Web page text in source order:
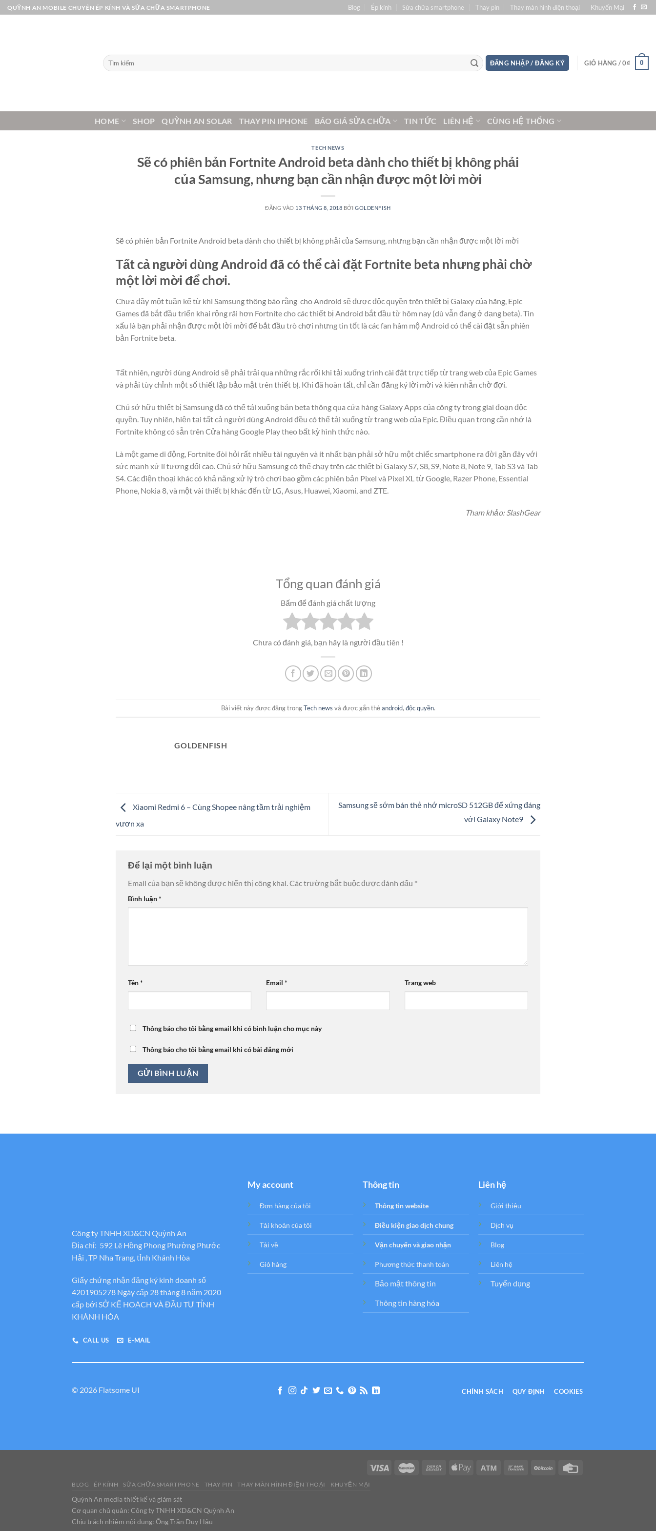
Bỏ
qua
QUỲNH AN MOBILE CHUYÊN ÉP KÍNH VÀ SỬA CHỮA SMARTPHONE Blog Ép kính Sửa chữa smartphone Thay pin Thay màn hình điện thoại Khuyến Mại
Tìm
kiếm:
ĐĂNG NHẬP / ĐĂNG KÝ GIỎ HÀNG /0₫ 0
HOME SHOP QUỲNH AN SOLAR THAY PIN IPHONE BÁO GIÁ SỬA CHỮA TIN TỨC LIÊN HỆ CÙNG HỆ THỐNG
TECH NEWS
Sẽ có phiên bản Fortnite Android beta dành cho thiết bị không phải
của Samsung, nhưng bạn cần nhận được một lời mời
ĐĂNG VÀO 13 THÁNG 8, 2018 BỞIGOLDENFISH
Sẽ có phiên bản Fortnite Android beta dành cho thiết bị không phải của Samsung, nhưng bạn cần nhận được một lời mời
Tất cả người dùng Android đã có thể cài đặt Fortnite beta nhưng phải chờ
một lời mời để chơi.
Chưa đầy một tuần kể từ khi Samsung thông báo rằng cho Android sẽ được độc quyền trên thiết bị Galaxy của hãng, Epic
Games đã bắt đầu triển khai rộng rãi hơn Fortnite cho các thiết bị Android bắt đầu từ hôm nay (dù vẫn đang ở dạng beta). Tin
xấu là bạn phải nhận được một lời mời để bắt đầu trò chơi nhưng tin tốt là các fan hâm mộ Android có thể cài đặt sẵn phiên
bản Fortnite beta.
Tất nhiên, người dùng Android sẽ phải trải qua những rắc rối khi tải xuống trình cài đặt trực tiếp từ trang web của Epic Games
và phải tùy chỉnh một số thiết lập bảo mật trên thiết bị. Khi đã hoàn tất, chỉ cần đăng ký lời mời và kiên nhẫn chờ đợi.
Chủ sở hữu thiết bị Samsung đã có thể tải xuống bản beta thông qua cửa hàng Galaxy Apps của công ty trong giai đoạn độc
quyền. Tuy nhiên, hiện tại tất cả người dùng Android đều có thể tải xuống từ trang web của Epic. Điều quan trọng cần nhớ là
Fortnite không có sẵn trên Cửa hàng Google Play theo bất kỳ hình thức nào.
Là một game di động, Fortnite đòi hỏi rất nhiều tài nguyên và ít nhất bạn phải sở hữu một chiếc smartphone ra đời gần đây với
sức mạnh xử lí tương đối cao. Chủ sở hữu Samsung có thể chạy trên các thiết bị Galaxy S7, S8, S9, Note 8, Note 9, Tab S3 và Tab
S4. Các điện thoại khác có khả năng xử lý trò chơi bao gồm các phiên bản Pixel và Pixel XL từ Google, Razer Phone, Essential
Phone, Nokia 8, và một vài thiết bị khác đến từ LG, Asus, Huawei, Xiaomi, and ZTE.
Tham khảo: SlashGear
Tổng quan đánh giá
Bấm để đánh giá chất lượng
Chưa có đánh giá, bạn hãy là người đầu tiên !
Bài viết này được đăng trongTech news và được gắn thẻandroid, độc quyền.
GOLDENFISH
Xiaomi Redmi 6 – Cùng Shopee nâng tầm trải nghiệm
vươn xa
Samsung sẽ sớm bán thẻ nhớ microSD 512GB để xứng đáng
với Galaxy Note9
Để lại một bình luận
Email của bạn sẽ không được hiển thị công khai.Các trường bắt buộc được đánh dấu *
Bình luận*
Tên* Email* Trang web
Thông báo cho tôi bằng email khi có bình luận cho mục này
Thông báo cho tôi bằng email khi có bài đăng mới
Công ty TNHH XD&CN Quỳnh An
Địa chỉ: 592 Lê Hồng Phong Phường Phước
Hải , TP Nha Trang, tỉnh Khánh Hòa
Giấy chứng nhận đăng ký kinh doanh số
4201905278 Ngày cấp 28 tháng 8 năm 2020
cấp bới SỞ KẾ HOẠCH VÀ ĐẦU TƯ TỈNH
KHÁNH HÒA
CALL US E-MAIL
My account
Đơn hàng của tôi
Tải khoản của tôi
Tải về
Giỏ hàng
Thông tin
Thông tin website
Điều kiện giao dịch chung
Vận chuyển và giao nhận
Phương thức thanh toán
Bảo mật thông tin
Thông tin hàng hóa
Liên hệ
Giới thiệu
Dịch vụ
Blog
Liên hệ
Tuyển dụng
© 2026 Flatsome UI CHÍNH SÁCH QUY ĐỊNH COOKIES
BLOG ÉP KÍNH SỬA CHỮA SMARTPHONE THAY PIN THAY MÀN HÌNH ĐIỆN THOẠI KHUYẾN MẠI
Quỳnh An media thiết kế và giám sát
Cơ quan chủ quản: Công ty TNHH XD&CN Quỳnh An
Chịu trách nhiệm nội dung: Ông Trần Duy Hậu